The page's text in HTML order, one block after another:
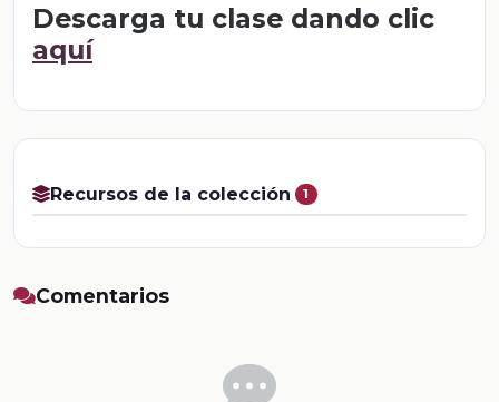
Descarga tu clase dando clic
aquí
Recursos de la colección 1
Comentarios